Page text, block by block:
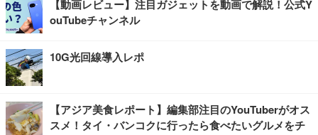
【動画レビュー】注目ガジェットを動画で解説！公式Y
ouTubeチャンネル
10G光回線導入レポ
【アジア美食レポート】編集部注目のYouTuberがオス
スメ！タイ・バンコクに行ったら食べたいグルメをチ